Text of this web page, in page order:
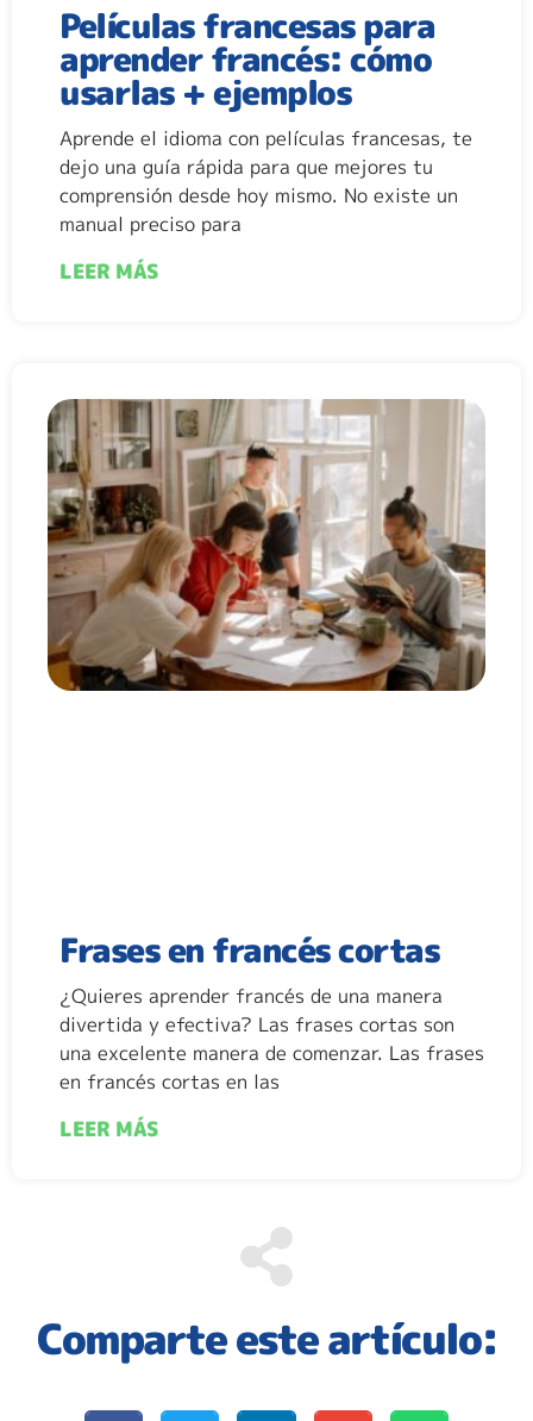
Películas francesas para
aprender francés: cómo
usarlas + ejemplos
Aprende el idioma con películas francesas, te
dejo una guía rápida para que mejores tu
comprensión desde hoy mismo. No existe un
manual preciso para
LEER MÁS
Frases en francés cortas
¿Quieres aprender francés de una manera
divertida y efectiva? Las frases cortas son
una excelente manera de comenzar. Las frases
en francés cortas en las
LEER MÁS
Comparte este artículo: